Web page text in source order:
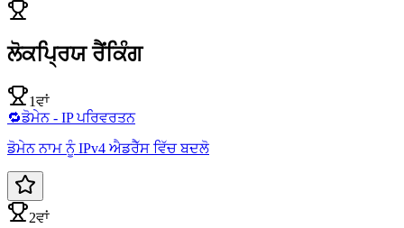
ਲੋਕਪ੍ਰਿਯ ਰੈਂਕਿੰਗ
1ਵਾਂ
🔁ਡੋਮੇਨ - IP ਪਰਿਵਰਤਨ
ਡੋਮੇਨ ਨਾਮ ਨੂੰ IPv4 ਐਡਰੈੱਸ ਵਿੱਚ ਬਦਲੋ
2ਵਾਂ